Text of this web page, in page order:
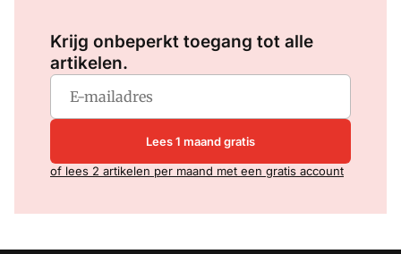
Krijg onbeperkt toegang tot alle
artikelen.
Lees 1 maand gratis
of lees 2 artikelen per maand met een gratis account